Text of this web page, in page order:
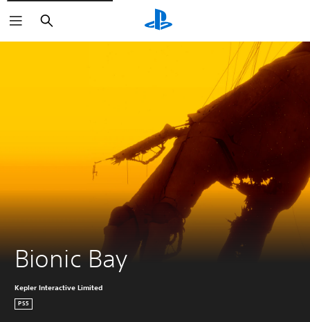
Haku
Bionic Bay
Kepler Interactive Limited
PS5